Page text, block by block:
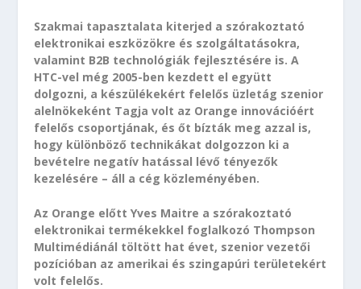
Szakmai tapasztalata kiterjed a szórakoztató
elektronikai eszközökre és szolgáltatásokra,
valamint B2B technológiák fejlesztésére is. A
HTC-vel még 2005-ben kezdett el együtt
dolgozni, a készülékekért felelős üzletág szenior
alelnökeként Tagja volt az Orange innovációért
felelős csoportjának, és őt bízták meg azzal is,
hogy különböző technikákat dolgozzon ki a
bevételre negatív hatással lévő tényezők
kezelésére – áll a cég közleményében.
Az Orange előtt Yves Maitre a szórakoztató
elektronikai termékekkel foglalkozó Thompson
Multimédiánál töltött hat évet, szenior vezetői
pozícióban az amerikai és szingapúri területekért
volt felelős.